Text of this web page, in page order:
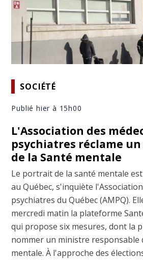
SOCIÉTÉ
Publié hier à 15h00
L'Association des
psychiatres réclame
de la Santé mentale
Le portrait de la santé mentale
au Québec, s'inquiète
psychiatres du Québec (AMPQ).
mercredi matin la plateforme
qui propose six mesures, dont la
nommer un ministre responsable
mentale. À l'approche des